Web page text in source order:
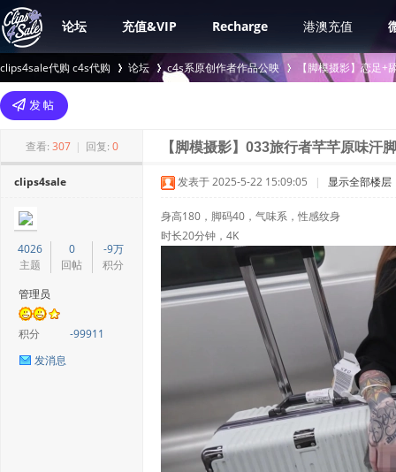
论坛 充值&VIP Recharge 港澳充值
clips4sale代购 c4s代购
>
论坛 c4s系原创作者作品公映
›
【脚模摄影】恋足+
查看: 307 | 回复: 0 【脚模摄影】033旅行者芊芊原味汗脚
clips4sale
4026
主题
0
回帖
-9万
积分
管理员
积分
-99911
发消息
发表于 2025-5-22 15:09:05 | 显示全部楼层
身高180，脚码40，气味系，性感纹身
时长20分钟，4K